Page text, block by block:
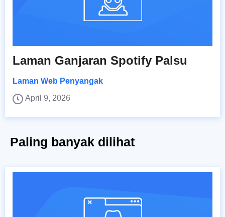
Laman Ganjaran Spotify Palsu
Laman Web Penyangak
April 9, 2026
Paling banyak dilihat